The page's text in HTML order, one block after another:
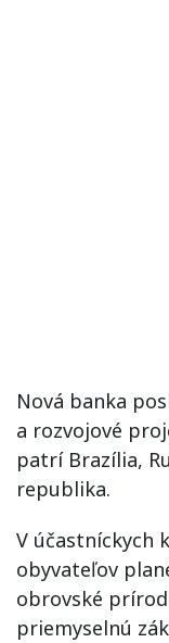
Nová banka
a rozvojové
patrí Brazília,
republika.
V účastníckych
obyvateľov
obrovské
priemyselnú